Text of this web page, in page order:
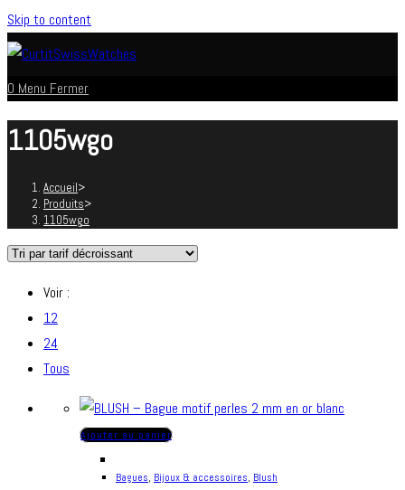
Skip to content
0 Menu Fermer
1105wgo
Accueil>
Produits>
1105wgo
Voir :
12
24
Tous
Ajouter au panier
Bagues, Bijoux & accessoires, Blush